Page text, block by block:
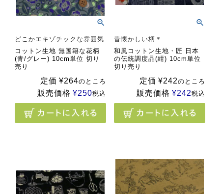
どこかエキゾチックな雰囲気
コットン生地 無国籍な花柄
(青/グレー) 10cm単位 切り
売り
定価 ¥264のところ
販売価格 ¥250税込
昔懐かしい柄＊
和風コットン生地・匠 日本
の伝統調度品(紺) 10cm単位
切り売り
定価 ¥242のところ
販売価格 ¥242税込